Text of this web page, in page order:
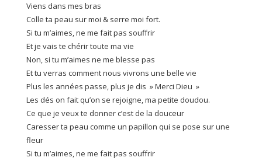
Viens dans mes bras
Colle ta peau sur moi & serre moi fort.
Si tu m’aimes, ne me fait pas souffrir
Et je vais te chérir toute ma vie
Non, si tu m’aimes ne me blesse pas
Et tu verras comment nous vivrons une belle vie
Plus les années passe, plus je dis » Merci Dieu »
Les dés on fait qu’on se rejoigne, ma petite doudou.
Ce que je veux te donner c’est de la douceur
Caresser ta peau comme un papillon qui se pose sur une
fleur
Si tu m’aimes, ne me fait pas souffrir